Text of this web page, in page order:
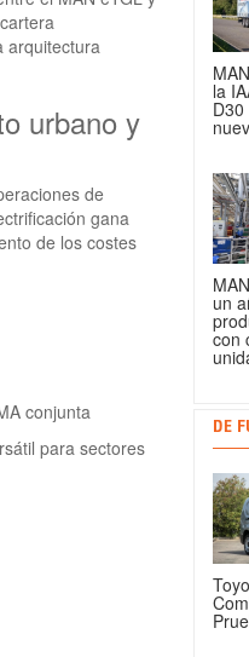
arquitectura
urbano y
de
gana
de los costes
conjunta
para sectores
la
un
con
DE